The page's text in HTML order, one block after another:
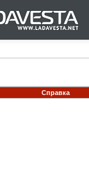
Справка